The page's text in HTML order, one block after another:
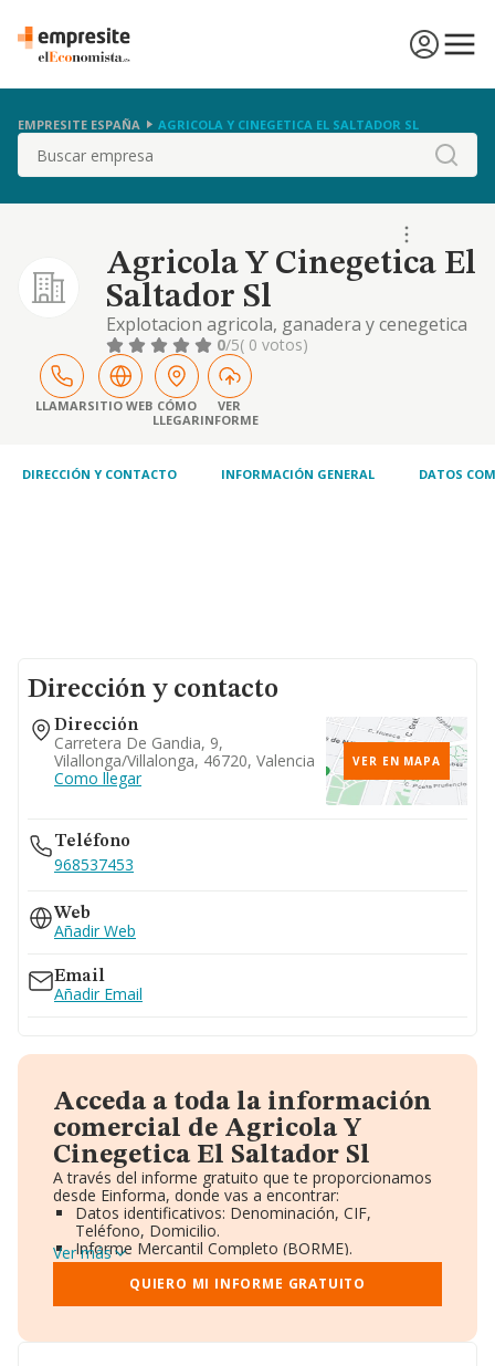
EMPRESITE ESPAÑA AGRICOLA Y CINEGETICA EL SALTADOR SL
Buscar
Agricola Y Cinegetica El
Saltador Sl
Explotacion agricola, ganadera y cenegetica
de fincas rusticas, planificacion de riegos y
cultivos, comercializacion de productos
agricolas, adquisicion, transformacion
conservacion y enajenacion fincas rusticas
direc-in
0/5( 0 votos)
LLAMARSITIO WEB CÓMO
LLEGAR
VER
INFORME
DIRECCIÓN Y CONTACTO INFORMACIÓN GENERAL DATOS
Dirección y contacto
Dirección
Carretera De Gandia, 9,
Vilallonga/villalonga, 46720, Valencia
Como llegar
VER EN MAPA
Teléfono
968537453
Web
Añadir Web
Email
Añadir Email
Acceda a toda la información
comercial de Agricola Y
Cinegetica El Saltador Sl
A través del informe gratuito que te proporcionamos
desde Einforma, donde vas a encontrar:
Datos identificativos: Denominación, CIF,
Teléfono, Domicilio.
Informe Mercantil Completo (BORME).
Gráficos de Evolución Ventas y Empleados.
Consejo de Administración y Administradores.
Directivos y Ejecutivos.
Ver más
QUIERO MI INFORME GRATUITO